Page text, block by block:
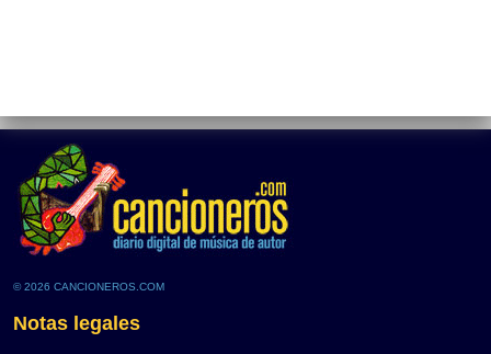
© 2026 CANCIONEROS.COM
Notas legales